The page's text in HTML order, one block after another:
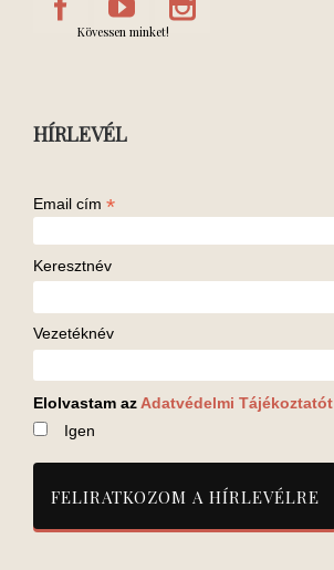
Kövessen minket!
HÍRLEVÉL
Email cím *
Keresztnév
Vezetéknév
Elolvastam az Adatvédelmi Tájékoztatót
Igen